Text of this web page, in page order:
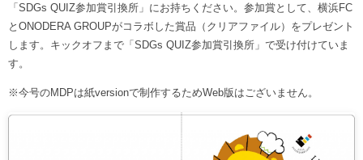
「SDGs QUIZ参加賞引換所」にお持ちください。参加賞として、横浜FC
とONODERA GROUPがコラボした賞品（クリアファイル）をプレゼント
します。キックオフまで「SDGs QUIZ参加賞引換所」で受け付けていま
す。
※今号のMDPは紙versionで制作するためWeb版はございません。